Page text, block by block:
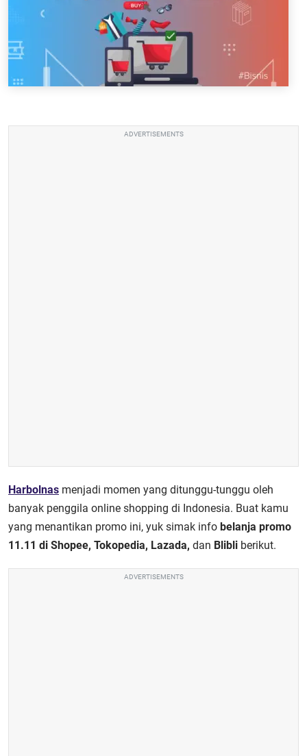
ADVERTISEMENTS
Harbolnas menjadi momen yang ditunggu-tunggu oleh
banyak penggila online shopping di Indonesia. Buat kamu
yang menantikan promo ini, yuk simak info belanja promo
11.11 di Shopee, Tokopedia, Lazada, dan Blibli berikut.
ADVERTISEMENTS